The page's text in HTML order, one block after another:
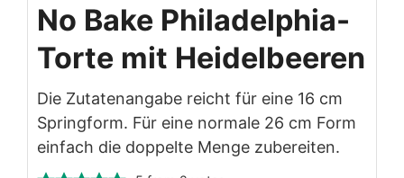
No Bake Philadelphia-
Torte mit Heidelbeeren
Die Zutatenangabe reicht für eine 16 cm
Springform. Für eine normale 26 cm Form
einfach die doppelte Menge zubereiten.